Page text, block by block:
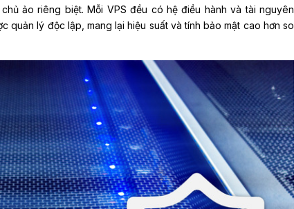
ảo riêng biệt. Mỗi VPS đều có hệ điều hành và tài nguyên
quản lý độc lập, mang lại hiệu suất và tính bảo mật cao hơn so